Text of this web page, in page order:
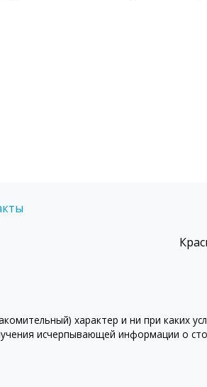
характер и ни при каких
исчерпывающей информации о